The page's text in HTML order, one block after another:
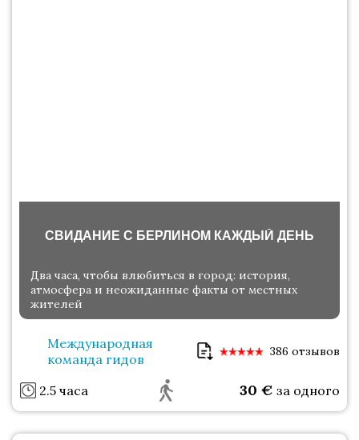
СВИДАНИЕ С БЕРЛИНОМ КАЖДЫЙ ДЕНЬ
Два часа, чтобы влюбиться в город: история,
атмосфера и неожиданные факты от местных
жителей
Международная
команда гидов
386 отзывов
2.5 часа 30 € за одного